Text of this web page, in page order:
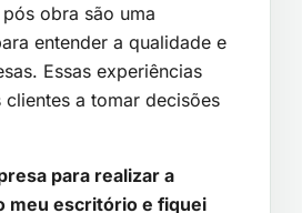
obra são uma
entender a qualidade e
Essas experiências
a tomar decisões
para realizar a
meu escritório e fiquei